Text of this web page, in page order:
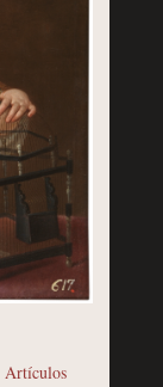
Artículos